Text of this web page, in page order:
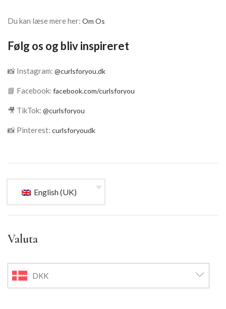
Du kan læse mere her: Om Os
Følg os og bliv inspireret
📸 Instagram: @curlsforyou.dk
📘 Facebook: facebook.com/curlsforyou
🎥 TikTok: @curlsforyou
📸 Pinterest: curlsforyoudk
English (UK)
Valuta
DKK